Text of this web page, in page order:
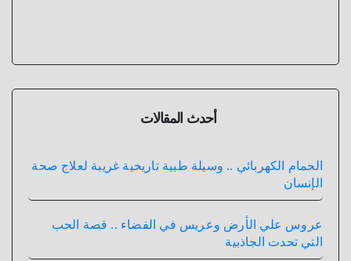
أحدث المقالات
الحمام الكهربائي .. وسيلة طبية تاريخية غريبة لعلاج صحة
الإنسان
عروس علي الأرض وعريس في الفضاء .. قصة الحب
التي تحدت الجاذبية